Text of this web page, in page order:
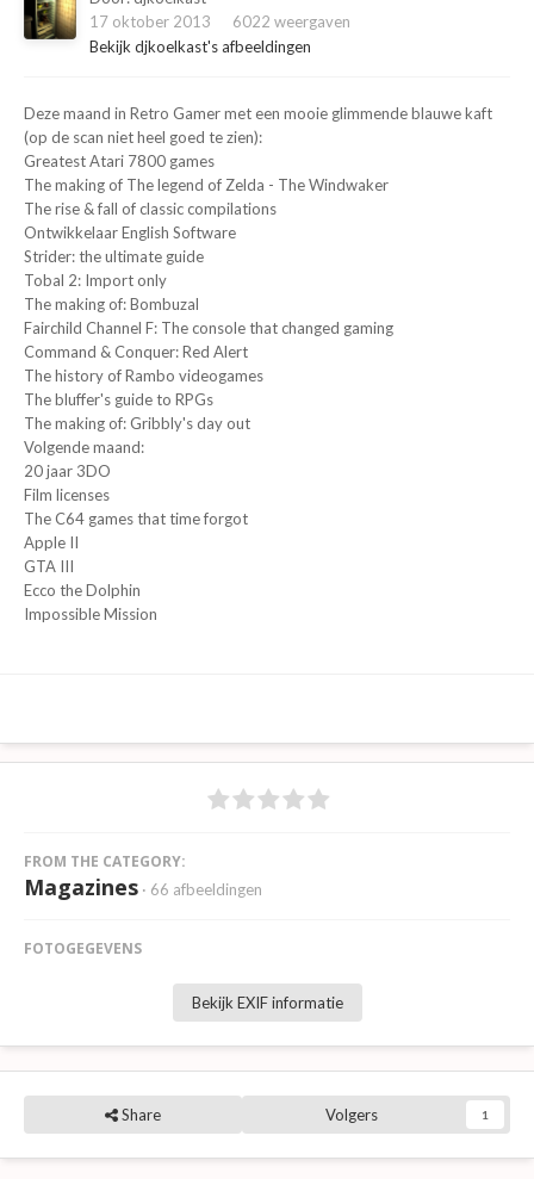
17 oktober 2013
6022 weergaven
Bekijk djkoelkast's afbeeldingen
Deze maand in Retro Gamer met een mooie glimmende blauwe kaft
(op de scan niet heel goed te zien):
Greatest Atari 7800 games
The making of The legend of Zelda - The Windwaker
The rise & fall of classic compilations
Ontwikkelaar English Software
Strider: the ultimate guide
Tobal 2: Import only
The making of: Bombuzal
Fairchild Channel F: The console that changed gaming
Command & Conquer: Red Alert
The history of Rambo videogames
The bluffer's guide to RPGs
The making of: Gribbly's day out
Volgende maand:
20 jaar 3DO
Film licenses
The C64 games that time forgot
Apple II
GTA III
Ecco the Dolphin
Impossible Mission
FROM THE CATEGORY:
Magazines · 66 afbeeldingen
FOTOGEGEVENS
Bekijk EXIF informatie
Share Volgers 1